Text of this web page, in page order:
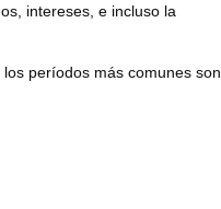
intereses, e incluso la
períodos más comunes son